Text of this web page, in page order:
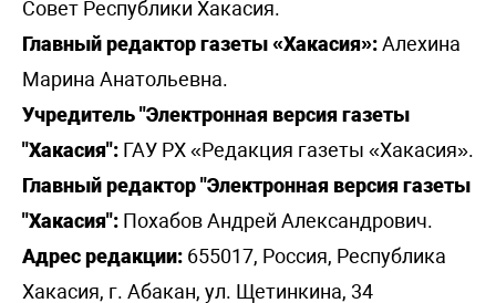
Совет Республики Хакасия.
Главный редактор газеты «Хакасия»:Алехина
Марина Анатольевна.
Учредитель "Электронная версия газеты
"Хакасия": ГАУ РХ «Редакция газеты «Хакасия».
Главный редактор "Электронная версия газеты
"Хакасия": Похабов Андрей Александрович.
Адрес редакции: 655017, Россия, Республика
Хакасия, г. Абакан, ул. Щетинкина, 34